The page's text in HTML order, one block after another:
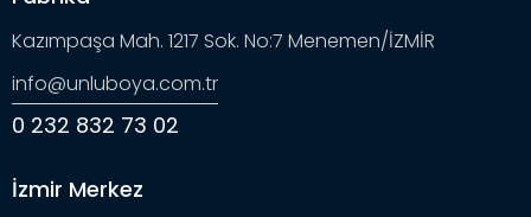
Kazımpaşa Mah. 1217 Sok. No:7 Menemen/İZMİR
info@unluboya.com.tr
0 232 832 73 02
İzmir Merkez